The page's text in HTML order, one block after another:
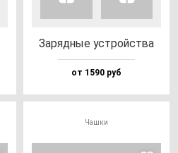
Заряд­ные ус­трой­ства
от 1590 руб
Чашки